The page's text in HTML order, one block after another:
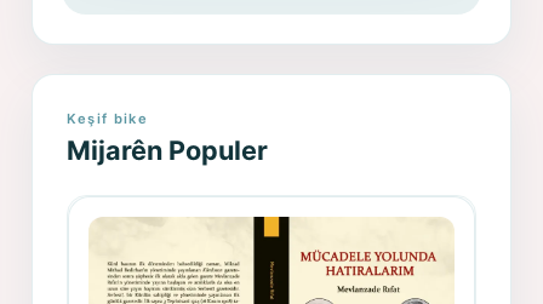
Keşif bike
Mijarên Populer